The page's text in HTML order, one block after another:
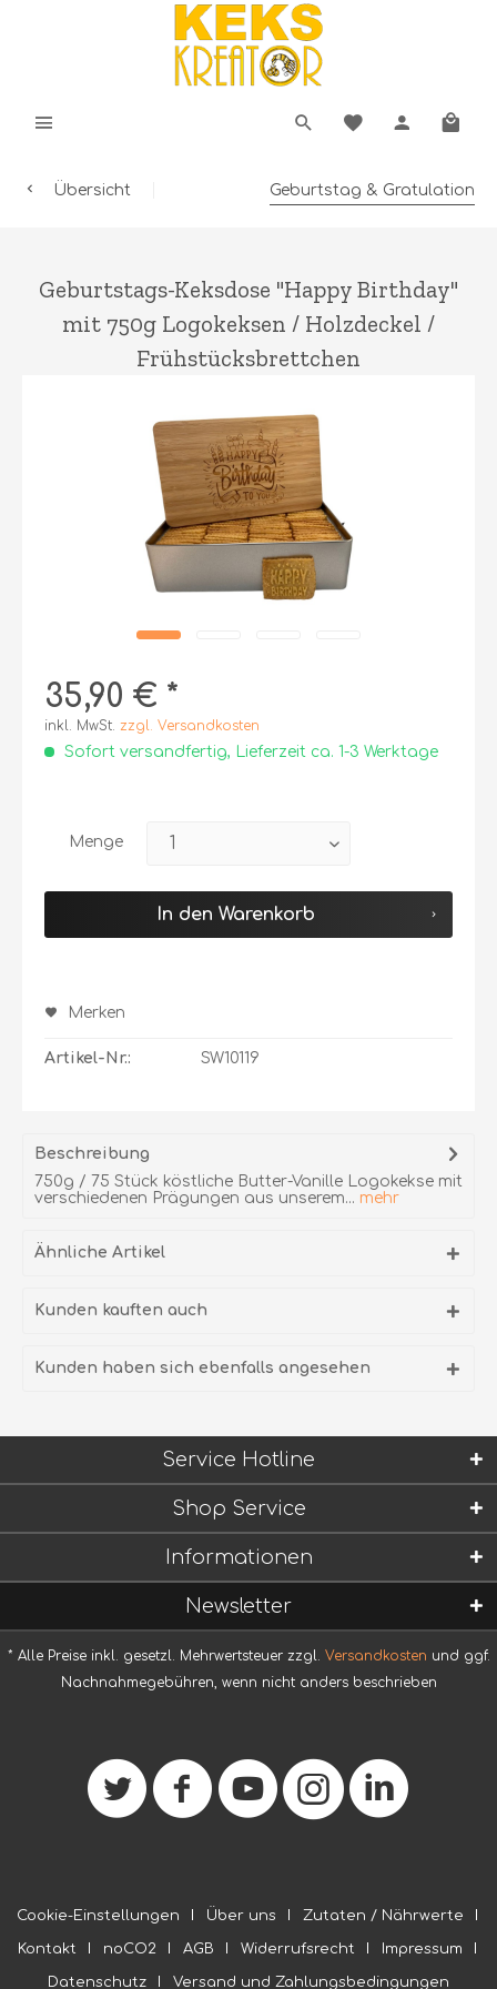
Übersicht Geburtstag & Gratulation
Geburtstags-Keksdose "Happy Birthday"
mit 750g Logokeksen / Holzdeckel /
Frühstücksbrettchen
35,90 € *
inkl. MwSt. zzgl. Versandkosten
Sofort versandfertig, Lieferzeit ca. 1-3 Werktage
Menge
In den Warenkorb
Merken
Artikel-Nr.: SW10119
Beschreibung
750g / 75 Stück köstliche Butter-Vanille Logokekse mit
verschiedenen Prägungen aus unserem... mehr
Ähnliche Artikel
Kunden kauften auch
Kunden haben sich ebenfalls angesehen
Service Hotline
Shop Service
Informationen
Newsletter
* Alle Preise inkl. gesetzl. Mehrwertsteuer zzgl. Versandkosten und ggf.
Nachnahmegebühren, wenn nicht anders beschrieben
Cookie-Einstellungen Über uns Zutaten / Nährwerte
Kontakt noCO2 AGB Widerrufsrecht Impressum
Datenschutz Versand und Zahlungsbedingungen